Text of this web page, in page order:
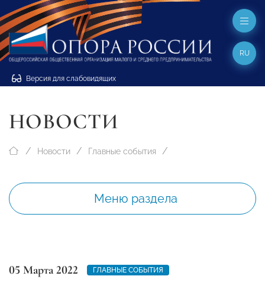
Версия для слабовидящих
RU
НОВОСТИ
Новости Главные события
Меню раздела
05 Марта 2022 ГЛАВНЫЕ СОБЫТИЯ